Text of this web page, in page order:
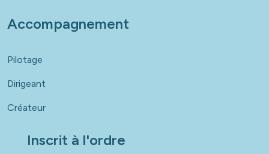
Accompagnement
Pilotage
Dirigeant
Créateur
Inscrit à l'ordre